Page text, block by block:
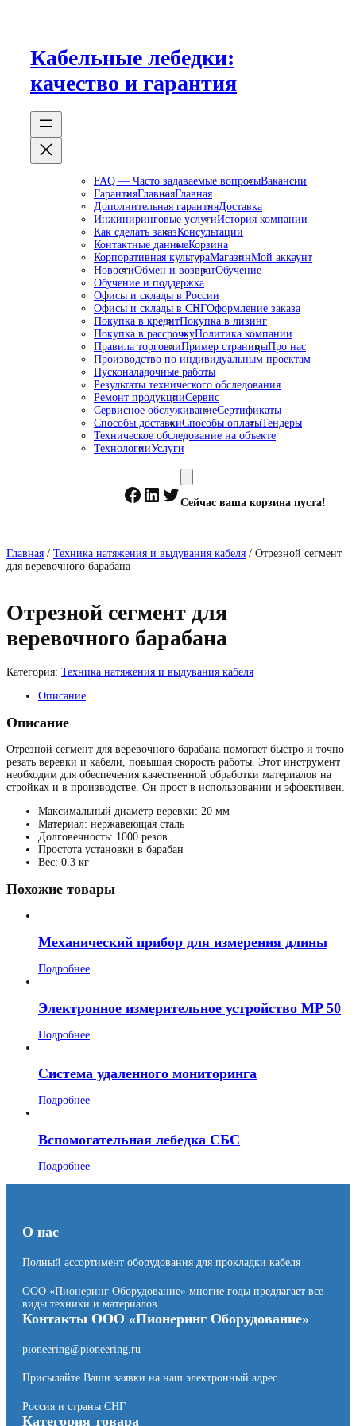
Кабельные лебедки:
качество и гарантия
FAQ — Часто задаваемые вопросыВакансии
ГарантияГлавнаяГлавная
Дополнительная гарантияДоставка
Инжиниринговые услугиИстория компании
Как сделать заказКонсультации
Контактные данныеКорзина
Корпоративная культураМагазинМой аккаунт
НовостиОбмен и возвратОбучение
Обучение и поддержка
Офисы и склады в России
Офисы и склады в СНГОформление заказа
Покупка в кредитПокупка в лизинг
Покупка в рассрочкуПолитика компании
Правила торговлиПример страницыПро нас
Производство по индивидуальным проектам
Пусконаладочные работы
Результаты технического обследования
Ремонт продукцииСервис
Сервисное обслуживаниеСертификаты
Способы доставкиСпособы оплатыТендеры
Техническое обследование на объекте
ТехнологииУслуги
Facebook
LinkedIn
Twitter
Сейчас ваша корзина пуста!
Главная / Техника натяжения и выдувания кабеля / Отрезной сегмент
для веревочного барабана
Отрезной сегмент для
веревочного барабана
Категория: Техника натяжения и выдувания кабеля
Описание
Описание
Отрезной сегмент для веревочного барабана помогает быстро и точно
резать веревки и кабели, повышая скорость работы. Этот инструмент
необходим для обеспечения качественной обработки материалов на
стройках и в производстве. Он прост в использовании и эффективен.
Максимальный диаметр веревки: 20 мм
Материал: нержавеющая сталь
Долговечность: 1000 резов
Простота установки в барабан
Вес: 0.3 кг
Похожие товары
Механический прибор для измерения длины
Подробнее
Электронное измерительное устройство MP 50
Подробнее
Система удаленного мониторинга
Подробнее
Вспомогательная лебедка СБС
Подробнее
О нас
Полный ассортимент оборудования для прокладки кабеля
ООО «Пионеринг Оборудование» многие годы предлагает все
виды техники и материалов
Контакты ООО «Пионеринг Оборудование»
pioneering@pioneering.ru
Присылайте Ваши заявки на наш электронный адрес
Россия и страны СНГ
Категория товара